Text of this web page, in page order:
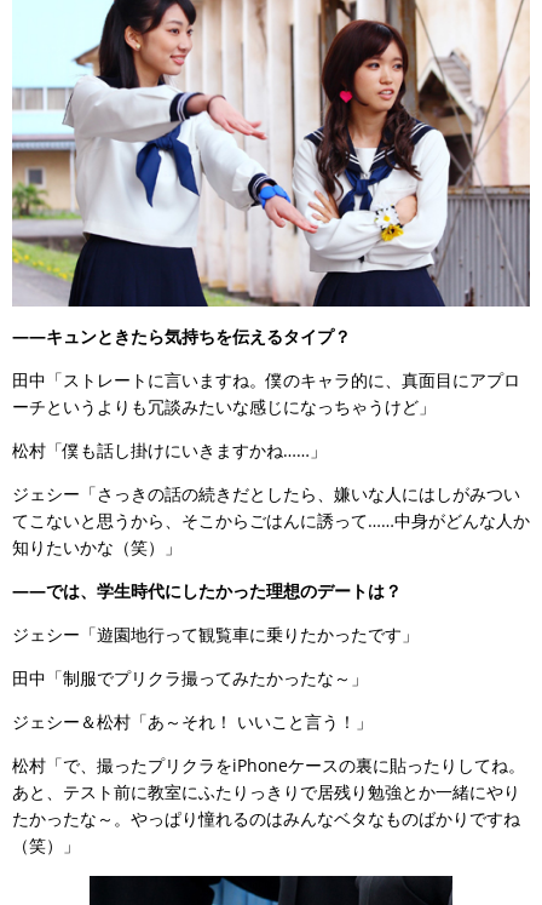
――キュンときたら気持ちを伝えるタイプ？
田中「ストレートに言いますね。僕のキャラ的に、真面目にアプロ
ーチというよりも冗談みたいな感じになっちゃうけど」
松村「僕も話し掛けにいきますかね……」
ジェシー「さっきの話の続きだとしたら、嫌いな人にはしがみつい
てこないと思うから、そこからごはんに誘って……中身がどんな人か
知りたいかな（笑）」
――では、学生時代にしたかった理想のデートは？
ジェシー「遊園地行って観覧車に乗りたかったです」
田中「制服でプリクラ撮ってみたかったな～」
ジェシー＆松村「あ～それ！ いいこと言う！」
松村「で、撮ったプリクラをiPhoneケースの裏に貼ったりしてね。
あと、テスト前に教室にふたりっきりで居残り勉強とか一緒にやり
たかったな～。やっぱり憧れるのはみんなベタなものばかりですね
（笑）」